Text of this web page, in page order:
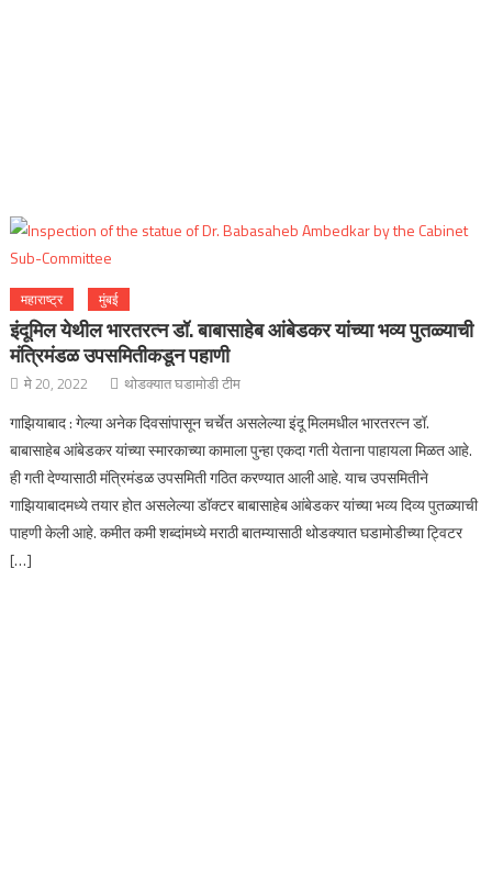
महाराष्ट्र मुंबई
इंदूमिल येथील भारतरत्न डॉ. बाबासाहेब आंबेडकर यांच्या भव्य पुतळ्याची
मंत्रिमंडळ उपसमितीकडून पहाणी
मे 20, 2022 थोडक्यात घडामोडी टीम
गाझियाबाद : गेल्या अनेक दिवसांपासून चर्चेत असलेल्या इंदू मिलमधील भारतरत्न डॉ.
बाबासाहेब आंबेडकर यांच्या स्मारकाच्या कामाला पुन्हा एकदा गती येताना पाहायला मिळत आहे.
ही गती देण्यासाठी मंत्रिमंडळ उपसमिती गठित करण्यात आली आहे. याच उपसमितीने
गाझियाबादमध्ये तयार होत असलेल्या डॉक्टर बाबासाहेब आंबेडकर यांच्या भव्य दिव्य पुतळ्याची
पाहणी केली आहे. कमीत कमी शब्दांमध्ये मराठी बातम्यासाठी थोडक्यात घडामोडीच्या ट्विटर
[…]